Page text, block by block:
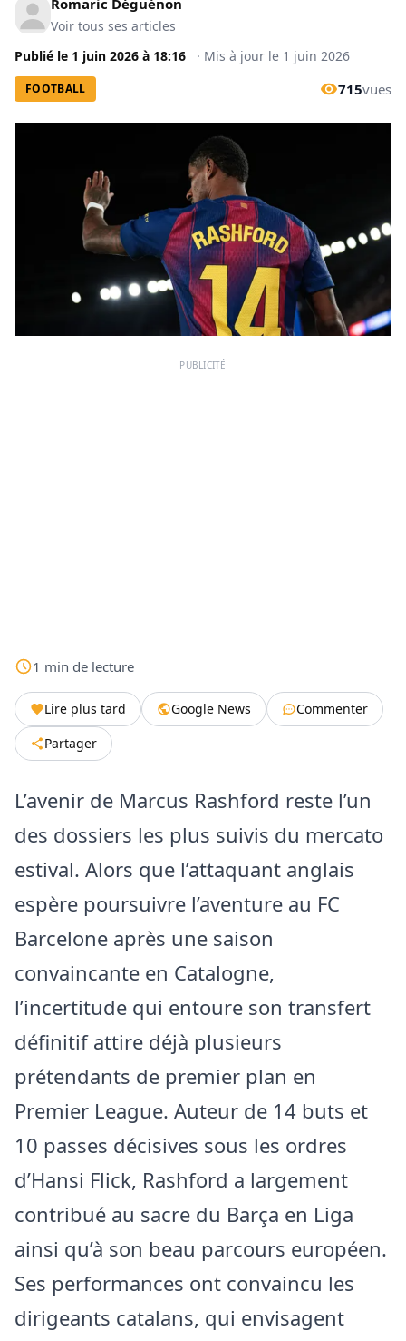
Romaric Déguénon
Voir tous ses articles
Publié le 1 juin 2026 à 18:16 · Mis à jour le 1 juin 2026
FOOTBALL 715vues
PUBLICITÉ
1 min de lecture
Lire plus tard Google News
Commenter
Partager
L’avenir de Marcus Rashford reste l’un
des dossiers les plus suivis du mercato
estival. Alors que l’attaquant anglais
espère poursuivre l’aventure au FC
Barcelone après une saison
convaincante en Catalogne,
l’incertitude qui entoure son transfert
définitif attire déjà plusieurs
prétendants de premier plan en
Premier League. Auteur de 14 buts et
10 passes décisives sous les ordres
d’Hansi Flick, Rashford a largement
contribué au sacre du Barça en Liga
ainsi qu’à son beau parcours européen.
Ses performances ont convaincu les
dirigeants catalans, qui envisagent